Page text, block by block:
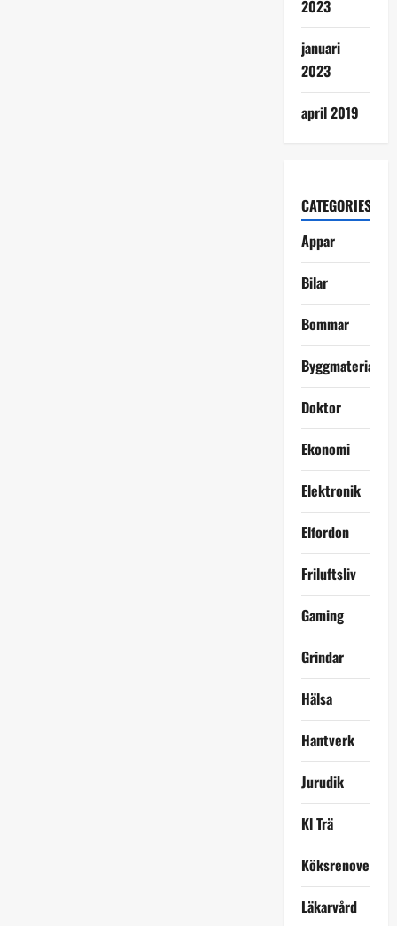
2023
januari
2023
april 2019
CATEGORIES
Appar
Bilar
Bommar
Byggmaterial
Doktor
Ekonomi
Elektronik
Elfordon
Friluftsliv
Gaming
Grindar
Hälsa
Hantverk
Jurudik
Kl Trä
Köksrenovering
Läkarvård